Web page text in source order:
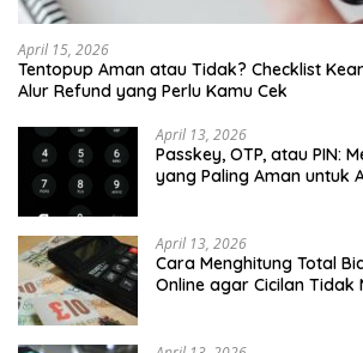
April 15, 2026
Tentopup Aman atau Tidak? Checklist
Alur Refund yang Perlu Kamu Cek
April 13, 2026
Passkey, OTP, atau PIN:
yang Paling Aman untuk
April 13, 2026
Cara Menghitung Total
Online agar Cicilan Tidak